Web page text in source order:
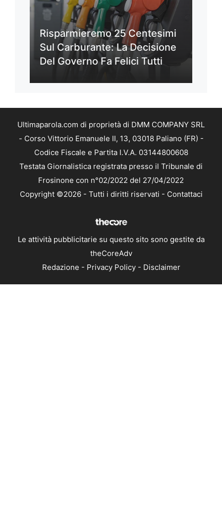
Risparmieremo 25 Centesimi
Sul Carburante: La Decisione
Del Governo Fa Felici Tutti
Ultimaparola.com di proprietà di DMM COMPANY SRL
- Corso Vittorio Emanuele II, 13, 03018 Paliano (FR) -
Codice Fiscale e Partita I.V.A. 03144800608
Testata Giornalistica registrata presso il Tribunale di
Frosinone con n°02/2022 del 27/04/2022
Copyright ©2026 - Tutti i diritti riservati - Contattaci
Le attività pubblicitarie su questo sito sono gestite da
theCoreAdv
Redazione - Privacy Policy- Disclaimer